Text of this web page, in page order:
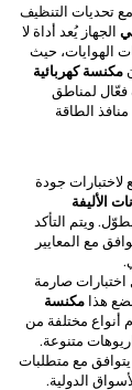
تحديات التنظيف
الجهاز يُعد أداة لا
الهوايات، حيث
مكنسة كهربائية
فعّال لمناطق
الطاقة
لاختبارات جودة
الأليفة
ويتم التأكد
مع المعايير
صارمة
هذا مكنسة
أنواع مختلفة من
متنوعة.
يتوافق مع متطلبات
الدولية.